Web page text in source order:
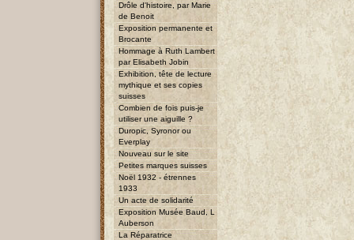
Drôle d'histoire, par Marie
de Benoit
Exposition permanente et
Brocante
Hommage à Ruth Lambert
par Elisabeth Jobin
Exhibition, tête de lecture
mythique et ses copies
suisses
Combien de fois puis-je
utiliser une aiguille ?
Duropic, Syronor ou
Everplay
Nouveau sur le site
Petites marques suisses
Noël 1932 - étrennes
1933
Un acte de solidarité
Exposition Musée Baud, L
Auberson
La Réparatrice